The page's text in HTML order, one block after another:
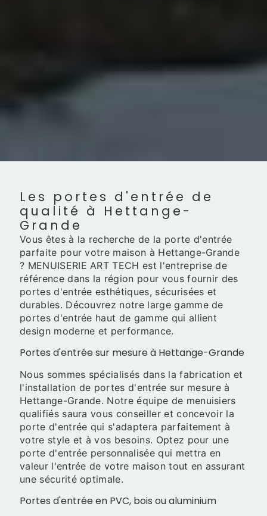
Les portes d'entrée de
qualité à Hettange-
Grande
Vous êtes à la recherche de la porte d'entrée
parfaite pour votre maison à Hettange-Grande
? MENUISERIE ART TECH est l'entreprise de
référence dans la région pour vous fournir des
portes d'entrée esthétiques, sécurisées et
durables. Découvrez notre large gamme de
portes d'entrée haut de gamme qui allient
design moderne et performance.
Portes d'entrée sur mesure à Hettange-Grande
Nous sommes spécialisés dans la fabrication et
l'installation de portes d'entrée sur mesure à
Hettange-Grande. Notre équipe de menuisiers
qualifiés saura vous conseiller et concevoir la
porte d'entrée qui s'adaptera parfaitement à
votre style et à vos besoins. Optez pour une
porte d'entrée personnalisée qui mettra en
valeur l'entrée de votre maison tout en assurant
une sécurité optimale.
Portes d'entrée en PVC, bois ou aluminium